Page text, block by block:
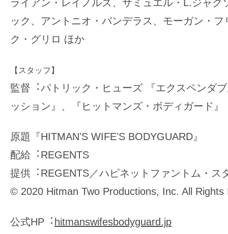
ライアン・レイノルズ、サミュエル・L.ジャク
ック、アントニオ・バンデラス、モーガン・
ク・グリロ ほか
【スタッフ】
監督︓パトリック・ヒューズ 『エクスペンダ
ッション』、『ヒットマンズ・ボディガード』
原題『HITMANʼS WIFEʼS BODYGUARD』
配給︓REGENTS
提供︓REGENTS／ハピネットファントム・ス
© 2020 Hitman Two Productions, Inc. All Rights
公式HP︓ hitmanswifesbodyguard.jp